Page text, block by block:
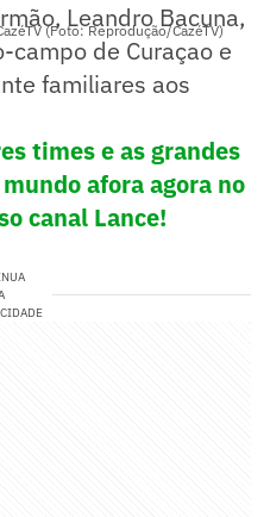
(Foto: Reprodução/CazéTV)
Leandro Bacuna,
de Curaçao e
familiares aos
times e as grandes
afora agora no
canal Lance!